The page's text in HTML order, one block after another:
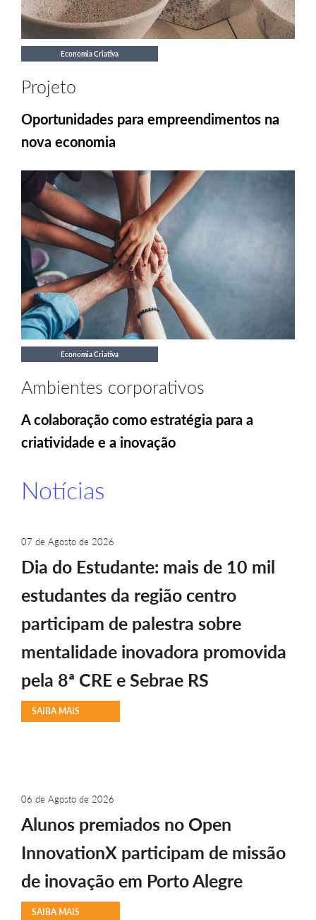
Economia Criativa
Projeto
Oportunidades para empreendimentos na
nova economia
Economia Criativa
Ambientes corporativos
A colaboração como estratégia para a
criatividade e a inovação
Notícias
07 de Agosto de 2026
Dia do Estudante: mais de 10 mil
estudantes da região centro
participam de palestra sobre
mentalidade inovadora promovida
pela 8ª CRE e Sebrae RS
SAIBA MAIS
06 de Agosto de 2026
Alunos premiados no Open
InnovationX participam de missão
de inovação em Porto Alegre
SAIBA MAIS